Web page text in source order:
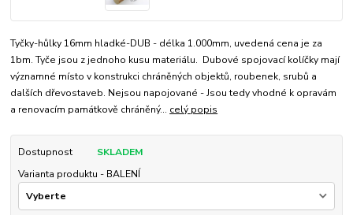
Tyčky-hůlky 16mm hladké-DUB - délka 1.000mm, uvedená cena je za
1bm. Tyče jsou z jednoho kusu materiálu. Dubové spojovací kolíčky mají
významné místo v konstrukci chráněných objektů, roubenek, srubů a
dalších dřevostaveb. Nejsou napojované - Jsou tedy vhodné k opravám
a renovacím památkově chráněný... celý popis
Dostupnost
SKLADEM
Varianta produktu - BALENÍ